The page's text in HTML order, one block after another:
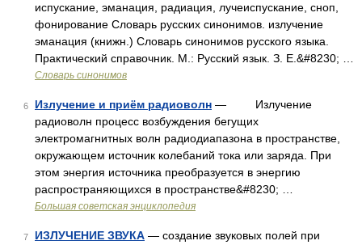
испускание, эманация, радиация, лучеиспускание, сноп,
фонирование Словарь русских синонимов. излучение
эманация (книжн.) Словарь синонимов русского языка.
Практический справочник. М.: Русский язык. З. Е.&#8230; …
Словарь синонимов
6 Излучение и приём радиоволн — Излучение
радиоволн процесс возбуждения бегущих
электромагнитных волн радиодиапазона в пространстве,
окружающем источник колебаний тока или заряда. При
этом энергия источника преобразуется в энергию
распространяющихся в пространстве&#8230; …
Большая советская энциклопедия
7 ИЗЛУЧЕНИЕ ЗВУКА — создание звуковых полей при